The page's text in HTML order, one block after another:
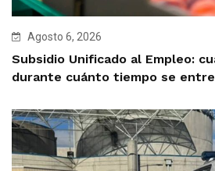
Agosto 6, 2026
Subsidio Unificado al Empleo:
durante cuánto tiempo se